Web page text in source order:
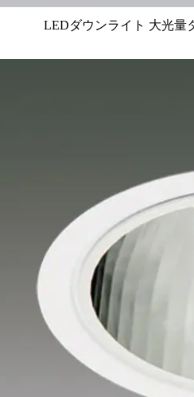
LEDダウンライト 大光量